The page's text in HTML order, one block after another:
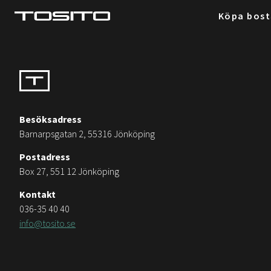
Köpa
Besöksadress
Barnarpsgatan 2, 55316 Jönköping
Postadress
Box 27, 551 12 Jönköping
Kontakt
036-35 40 40
info@tosito.se